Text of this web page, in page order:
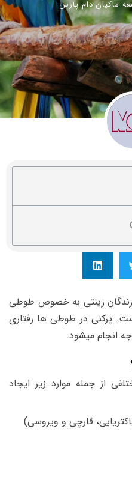
ماکیان دام پارس
زینتی به خصوص طوطی
پرکنی در طوطی ها رفتاری
انجام میشود.
از جمله موارد زیر ایجاد
قارچی و ویروسی)